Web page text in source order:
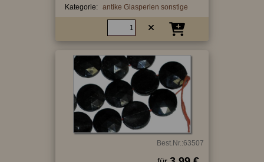
Kategorie: antike Glasperlen sonstige
Best.Nr.:63507